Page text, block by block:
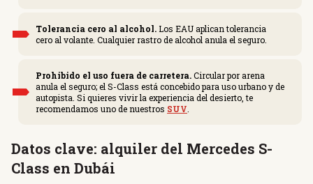
Tolerancia cero al alcohol.Los EAU aplican tolerancia
cero al volante. Cualquier rastro de alcohol anula el seguro.
Prohibido el uso fuera de carretera.Circular por arena
anula el seguro; el S-Class está concebido para uso urbano y de
autopista. Si quieres vivir la experiencia del desierto, te
recomendamos uno de nuestros SUV.
Datos clave: alquiler del Mercedes S-
Class en Dubái